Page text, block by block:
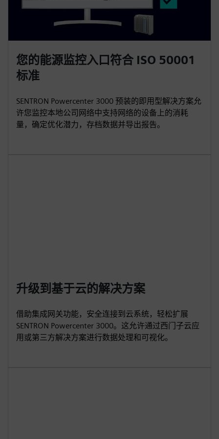
您的能源监控入口符合 ISO 50001
标准
SENTRON Powercenter 3000 预装的即用型解决方案允
许您监控本地公司网络中支持网络的设备上的消耗
量，确定优化潜力，存档数据并导出报告。
升级到基于云的解决方案
借助集成网关功能，安全连接到云系统，轻松扩展
SENTRON Powercenter 3000。这允许通过西门子云应
用或第三方解决方案进行数据处理和可视化。